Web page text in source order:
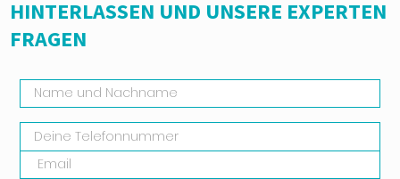
HINTERLASSEN UND UNSERE EXPERTEN
FRAGEN